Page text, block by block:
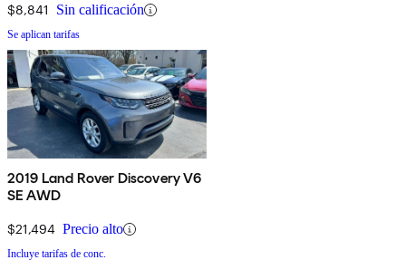
$8,841 Sin calificación
Se aplican tarifas
2019 Land Rover Discovery V6
SE AWD
$21,494 Precio alto
Incluye tarifas de conc.